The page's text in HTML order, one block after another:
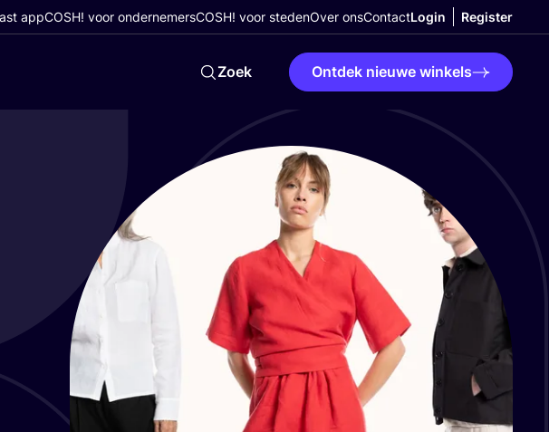
appCOSH! voor ondernemersCOSH! voor stedenOver onsContactLogin Register
Zoek Ontdek nieuwe winkels